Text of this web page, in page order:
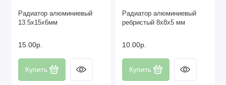
Радиатор алюминиевый
13.5х15х6мм
15.00р.
Купить
Радиатор алюминиевый
ребристый 8х8х5 мм
10.00р.
Купить